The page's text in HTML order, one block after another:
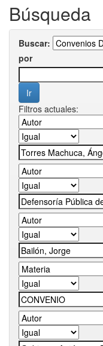
Búsqueda
Buscar:
por
Filtros actuales: